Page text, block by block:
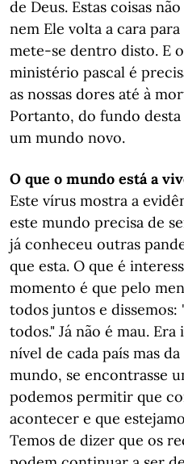
de Deus. Estas coisas
nem Ele volta a cara
mete-se dentro disto. E
ministério pascal é
as nossas dores até à
Portanto, do fundo
um mundo novo.
O que o mundo está a
Este vírus mostra a
este mundo precisa de
já conheceu outras
que esta. O que é
momento é que pelo
todos juntos e dissemos:
todos." Já não é mau.
nível de cada país mas
mundo, se encontrasse
podemos permitir que
acontecer e que
Temos de dizer que os